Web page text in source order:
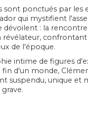
sont ponctués par les
qui mystifient
dévoilent : la
confrontant
de l'époque.
intime de figures
fin d'un monde,
suspendu, unique et